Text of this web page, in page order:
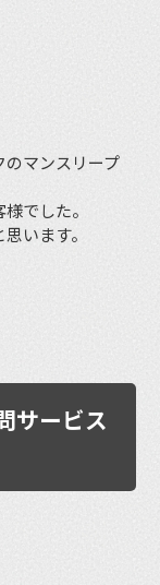
マンスリープ
でした。
います。
サービス